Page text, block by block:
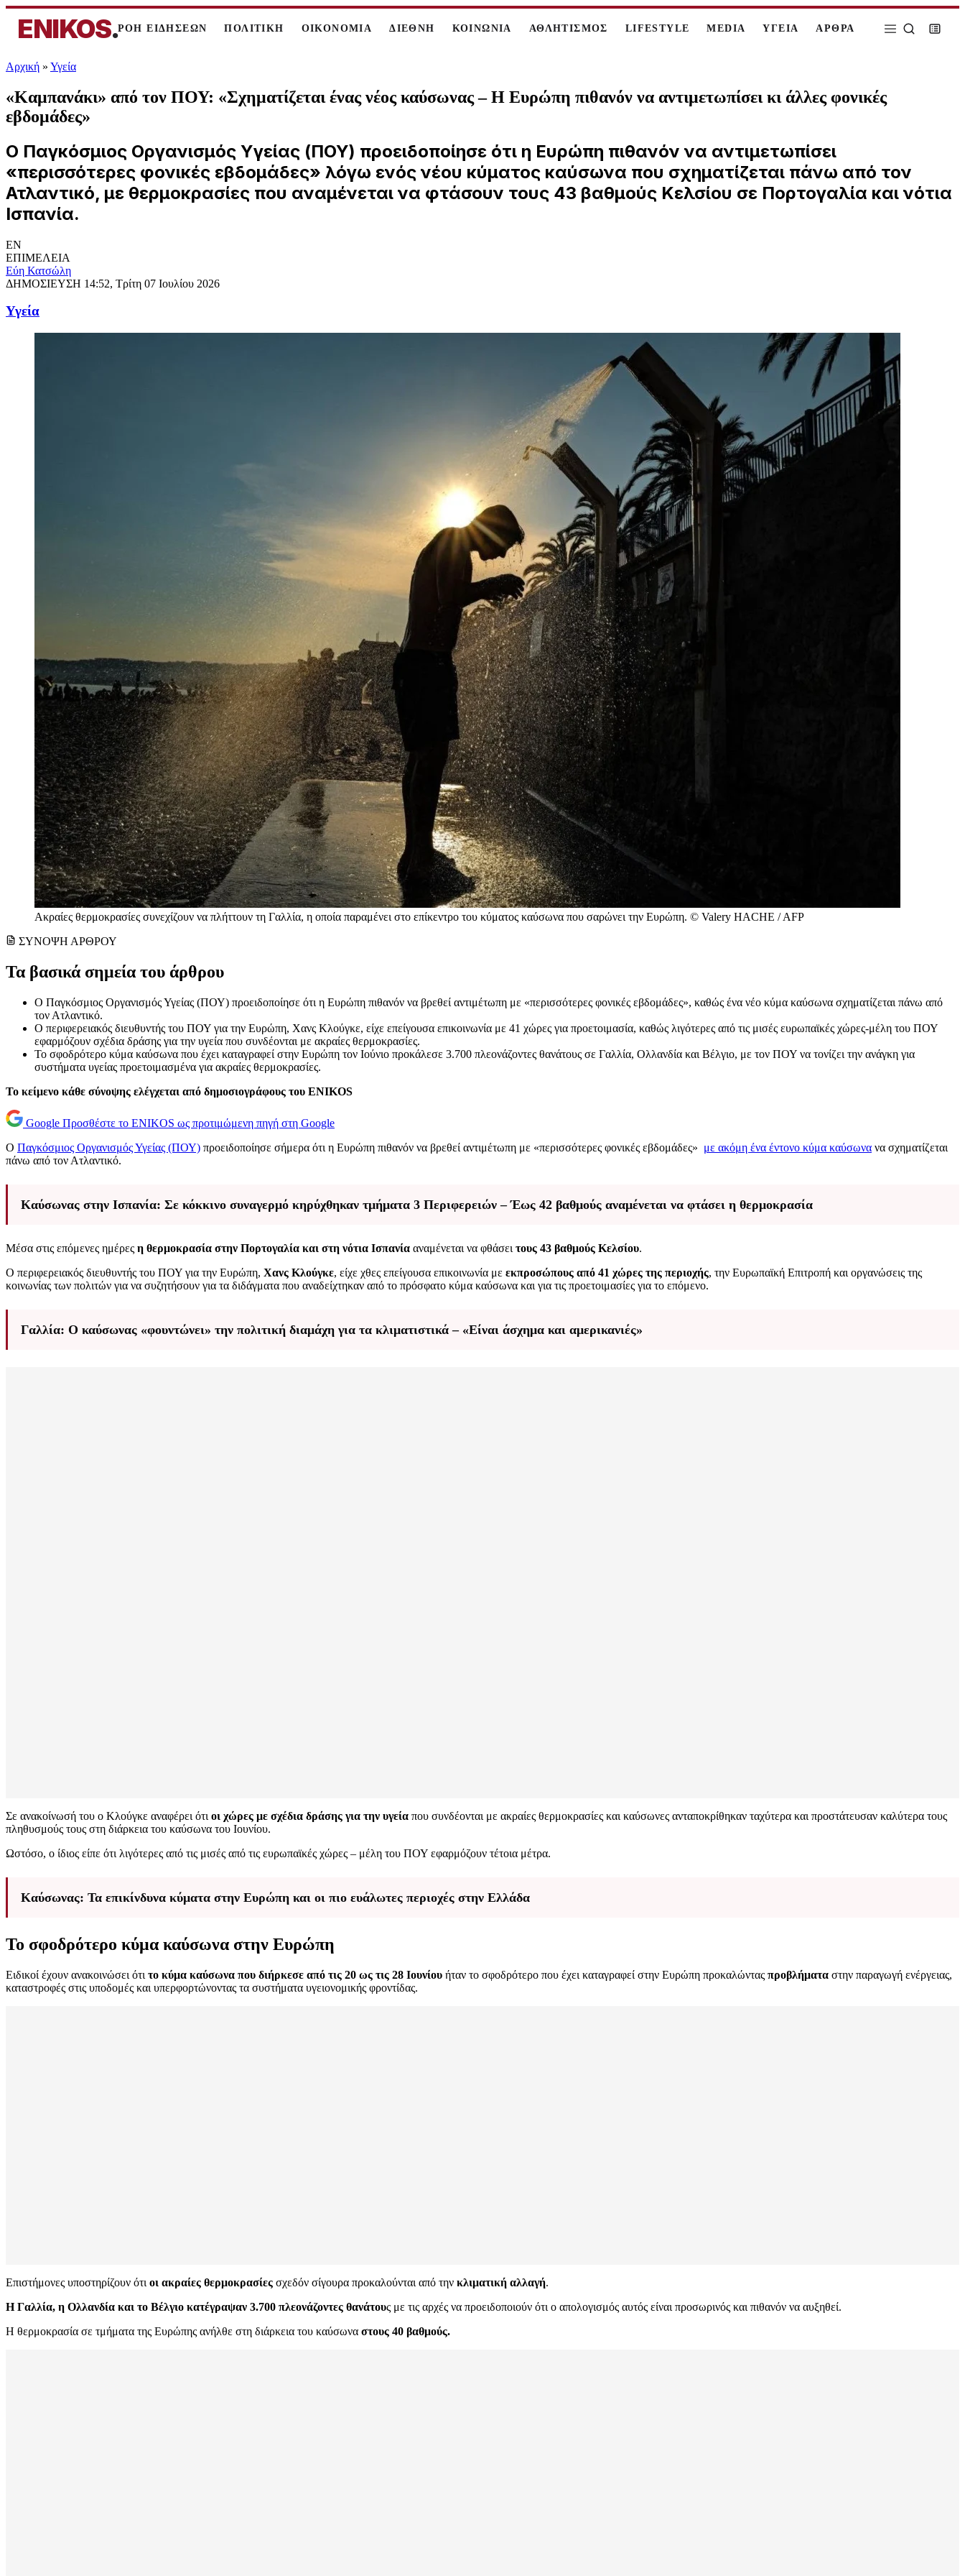
ENIKOS.ΡΟΗ ΕΙΔΗΣΕΩΝ ΠΟΛΙΤΙΚΗ ΟΙΚΟΝΟΜΙΑ ΔΙΕΘΝΗ ΚΟΙΝΩΝΙΑ ΑΘΛΗΤΙΣΜΟΣ LIFESTYLE MEDIA ΥΓΕΙΑ ΑΡΘΡΑ
Αρχική » Υγεία
«Καμπανάκι» από τον ΠΟΥ: «Σχηματίζεται ένας νέος καύσωνας – Η Ευρώπη πιθανόν να αντιμετωπίσει κι άλλες φονικές
εβδομάδες»
Ο Παγκόσμιος Οργανισμός Υγείας (ΠΟΥ) προειδοποίησε ότι η Ευρώπη πιθανόν να αντιμετωπίσει
«περισσότερες φονικές εβδομάδες» λόγω ενός νέου κύματος καύσωνα που σχηματίζεται πάνω από τον
Ατλαντικό, με θερμοκρασίες που αναμένεται να φτάσουν τους 43 βαθμούς Κελσίου σε Πορτογαλία και νότια
Ισπανία.
EN
ΕΠΙΜΕΛΕΙΑ
Εύη Κατσώλη
ΔΗΜΟΣΙΕΥΣΗ 14:52, Τρίτη 07 Ιουλίου 2026
Υγεία
Ακραίες θερμοκρασίες συνεχίζουν να πλήττουν τη Γαλλία, η οποία παραμένει στο επίκεντρο του κύματος καύσωνα που σαρώνει την Ευρώπη. © Valery HACHE / AFP
ΣΥΝΟΨΗ ΑΡΘΡΟΥ
Τα βασικά σημεία του άρθρου
Ο Παγκόσμιος Οργανισμός Υγείας (ΠΟΥ) προειδοποίησε ότι η Ευρώπη πιθανόν να βρεθεί αντιμέτωπη με «περισσότερες φονικές εβδομάδες», καθώς ένα νέο κύμα καύσωνα σχηματίζεται πάνω από
τον Ατλαντικό.
Ο περιφερειακός διευθυντής του ΠΟΥ για την Ευρώπη, Χανς Κλούγκε, είχε επείγουσα επικοινωνία με 41 χώρες για προετοιμασία, καθώς λιγότερες από τις μισές ευρωπαϊκές χώρες-μέλη του ΠΟΥ
εφαρμόζουν σχέδια δράσης για την υγεία που συνδέονται με ακραίες θερμοκρασίες.
Το σφοδρότερο κύμα καύσωνα που έχει καταγραφεί στην Ευρώπη τον Ιούνιο προκάλεσε 3.700 πλεονάζοντες θανάτους σε Γαλλία, Ολλανδία και Βέλγιο, με τον ΠΟΥ να τονίζει την ανάγκη για
συστήματα υγείας προετοιμασμένα για ακραίες θερμοκρασίες.
Το κείμενο κάθε σύνοψης ελέγχεται από δημοσιογράφους του ENIKOS
Google Προσθέστε το ENIKOS ως προτιμώμενη πηγή στη Google
Ο Παγκόσμιος Οργανισμός Υγείας (ΠΟΥ) προειδοποίησε σήμερα ότι η Ευρώπη πιθανόν να βρεθεί αντιμέτωπη με «περισσότερες φονικές εβδομάδες» με ακόμη ένα έντονο κύμα καύσωνα να σχηματίζεται
πάνω από τον Ατλαντικό.
Καύσωνας στην Ισπανία: Σε κόκκινο συναγερμό κηρύχθηκαν τμήματα 3 Περιφερειών – Έως 42 βαθμούς αναμένεται να φτάσει η θερμοκρασία
Μέσα στις επόμενες ημέρες η θερμοκρασία στην Πορτογαλία και στη νότια Ισπανία αναμένεται να φθάσει τους 43 βαθμούς Κελσίου.
Ο περιφερειακός διευθυντής του ΠΟΥ για την Ευρώπη, Χανς Κλούγκε, είχε χθες επείγουσα επικοινωνία με εκπροσώπους από 41 χώρες της περιοχής, την Ευρωπαϊκή Επιτροπή και οργανώσεις της
κοινωνίας των πολιτών για να συζητήσουν για τα διδάγματα που αναδείχτηκαν από το πρόσφατο κύμα καύσωνα και για τις προετοιμασίες για το επόμενο.
Γαλλία: Ο καύσωνας «φουντώνει» την πολιτική διαμάχη για τα κλιματιστικά – «Είναι άσχημα και αμερικανιές»
Σε ανακοίνωσή του ο Κλούγκε αναφέρει ότι οι χώρες με σχέδια δράσης για την υγεία που συνδέονται με ακραίες θερμοκρασίες και καύσωνες ανταποκρίθηκαν ταχύτερα και προστάτευσαν καλύτερα τους
πληθυσμούς τους στη διάρκεια του καύσωνα του Ιουνίου.
Ωστόσο, ο ίδιος είπε ότι λιγότερες από τις μισές από τις ευρωπαϊκές χώρες – μέλη του ΠΟΥ εφαρμόζουν τέτοια μέτρα.
Καύσωνας: Τα επικίνδυνα κύματα στην Ευρώπη και οι πιο ευάλωτες περιοχές στην Ελλάδα
Το σφοδρότερο κύμα καύσωνα στην Ευρώπη
Ειδικοί έχουν ανακοινώσει ότι το κύμα καύσωνα που διήρκεσε από τις 20 ως τις 28 Ιουνίου ήταν το σφοδρότερο που έχει καταγραφεί στην Ευρώπη προκαλώντας προβλήματα στην παραγωγή ενέργειας,
καταστροφές στις υποδομές και υπερφορτώνοντας τα συστήματα υγειονομικής φροντίδας.
Επιστήμονες υποστηρίζουν ότι οι ακραίες θερμοκρασίες σχεδόν σίγουρα προκαλούνται από την κλιματική αλλαγή.
Η Γαλλία, η Ολλανδία και το Βέλγιο κατέγραψαν 3.700 πλεονάζοντες θανάτους με τις αρχές να προειδοποιούν ότι ο απολογισμός αυτός είναι προσωρινός και πιθανόν να αυξηθεί.
Η θερμοκρασία σε τμήματα της Ευρώπης ανήλθε στη διάρκεια του καύσωνα στους 40 βαθμούς.